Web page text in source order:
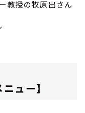
教授の牧原出さん
ュー】